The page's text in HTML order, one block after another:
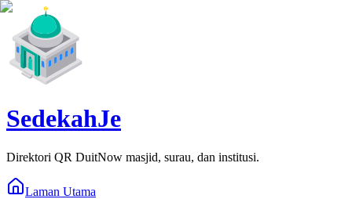
SedekahJe
Direktori QR DuitNow masjid, surau, dan institusi.
Laman Utama